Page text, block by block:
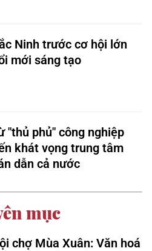
Ninh trước cơ hội lớn
mới sáng tạo
"thủ phủ" công nghiệp
khát vọng trung tâm
dẫn cả nước
mục
chợ Mùa Xuân: Văn hoá